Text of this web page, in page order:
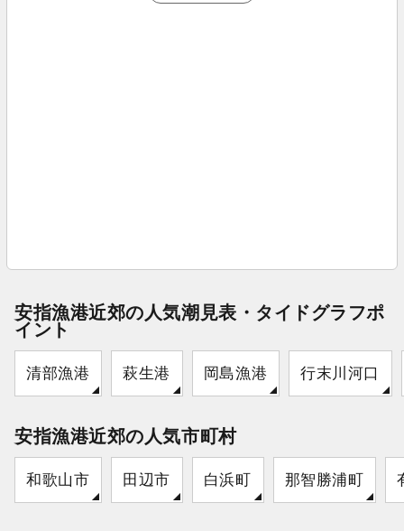
安指漁港近郊の人気潮見表・タイドグラフポ
イント
清部漁港 萩生港 岡島漁港 行末川河口
安指漁港近郊の人気市町村
和歌山市 田辺市 白浜町 那智勝浦町